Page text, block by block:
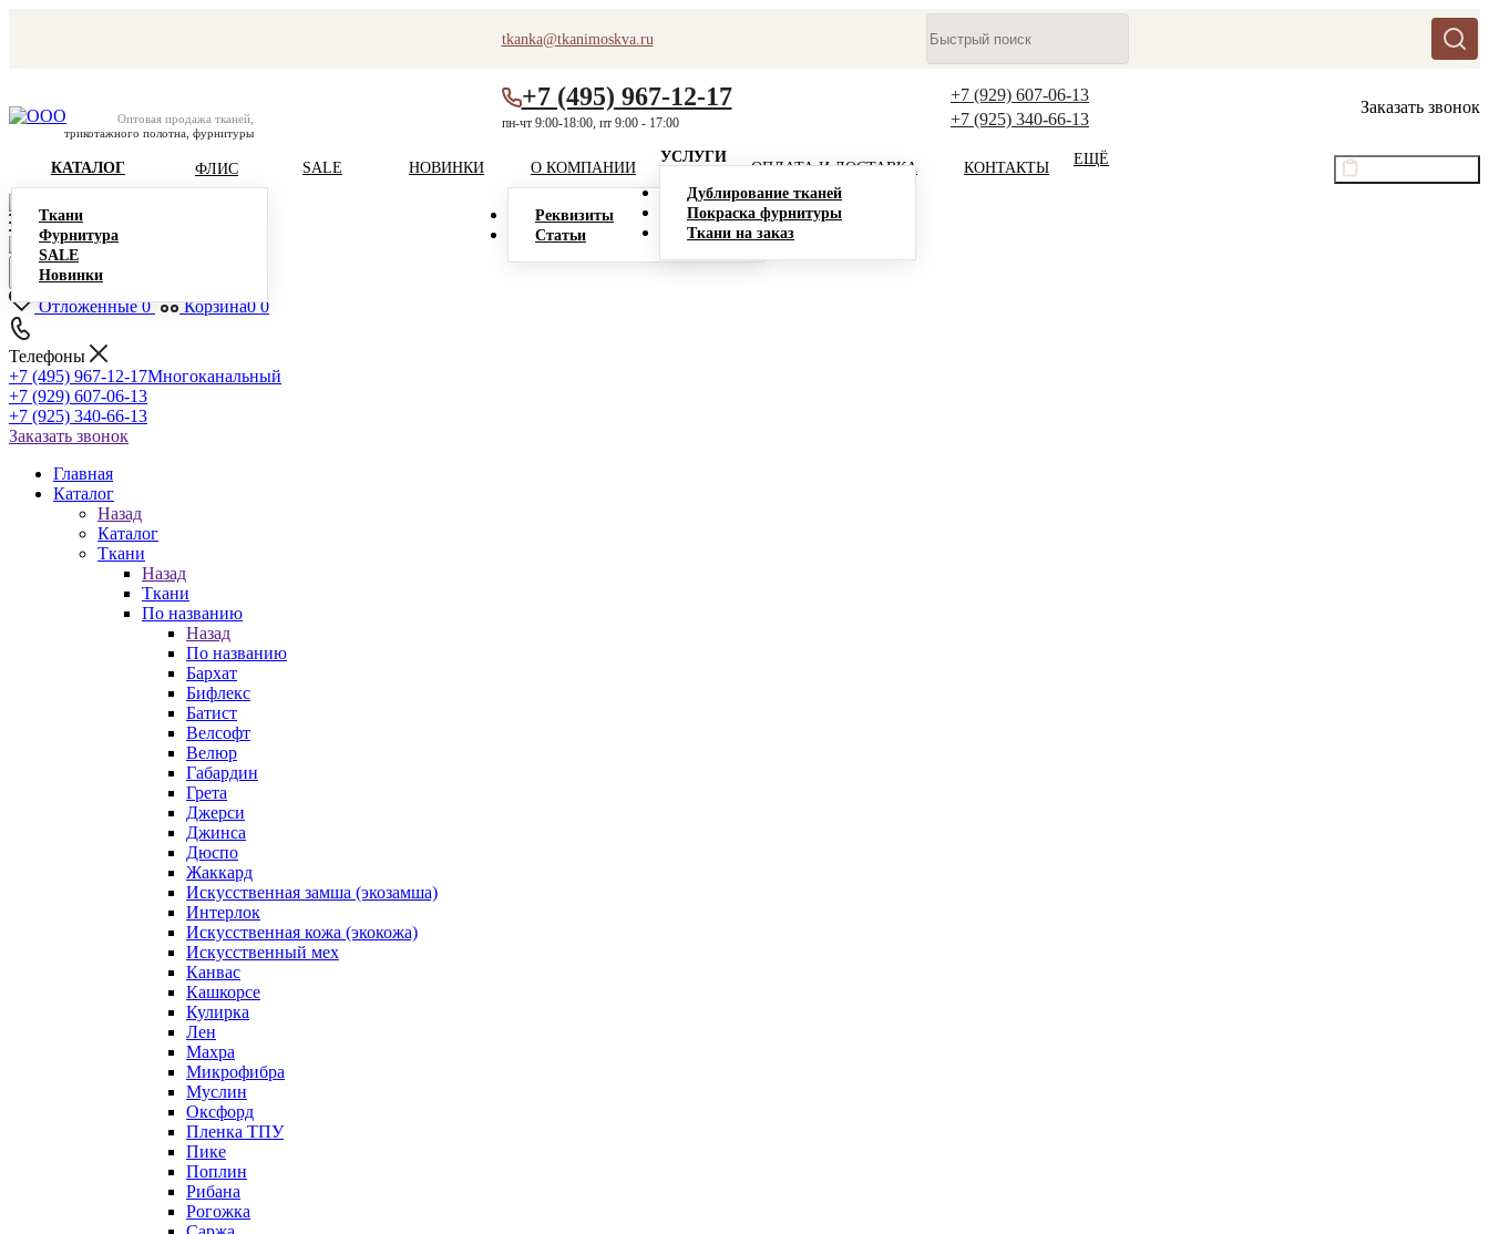
tkanka@tkanimoskva.ru
Оптовая продажа тканей,
трикотажного полотна, фурнитуры
+7 (495) 967-12-17
пн-чт 9:00-18:00, пт 9:00 - 17:00
+7 (929) 607-06-13
+7 (925) 340-66-13
Заказать звонок
КАТАЛОГ
Ткани
Фурнитура
SALE
Новинки
ФЛИС SALE НОВИНКИ О КОМПАНИИ
Реквизиты
Статьи
УСЛУГИ
Дублирование тканей
Покраска фурнитуры
Ткани на заказ
ОПЛАТА И ДОСТАВКА КОНТАКТЫ
ЕЩЁ
Отложенные 0 Корзина0 0
Телефоны
+7 (495) 967-12-17Многоканальный
+7 (929) 607-06-13
+7 (925) 340-66-13
Заказать звонок
Главная
Каталог
Назад
Каталог
Ткани
Назад
Ткани
По названию
Назад
По названию
Бархат
Бифлекс
Батист
Велсофт
Велюр
Габардин
Грета
Джерси
Джинса
Дюспо
Жаккард
Искусственная замша (экозамша)
Интерлок
Искусственная кожа (экокожа)
Искусственный мех
Канвас
Кашкорсе
Кулирка
Лен
Махра
Микрофибра
Муслин
Оксфорд
Пленка ТПУ
Пике
Поплин
Рибана
Рогожка